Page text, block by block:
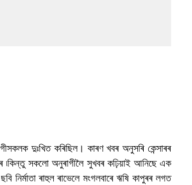
দুঃখিত কৰিছিল। কাৰণ খবৰ অনুসৰি কেন্সাৰৰ
৷কিন্তু সকলো অনুৰাগীলৈ সুখবৰ কঢ়িয়াই আনিছে এক
নিৰ্মাতা ৰাহুল ৰাভেলে মংগলবাৰে ঋষি কাপুৰৰ লগত